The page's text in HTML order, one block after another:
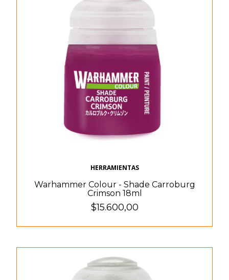
HERRAMIENTAS
Warhammer Colour - Shade Carroburg
Crimson 18ml
$15.600,00